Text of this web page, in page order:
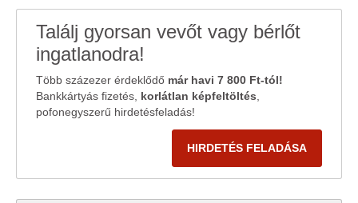
Találj gyorsan vevőt vagy bérlőt
ingatlanodra!
Több százezer érdeklődő már havi 7 800 Ft-tól!
Bankkártyás fizetés, korlátlan képfeltöltés
pofonegyszerű hirdetésfeladás!
HIRDETÉS FELADÁSA